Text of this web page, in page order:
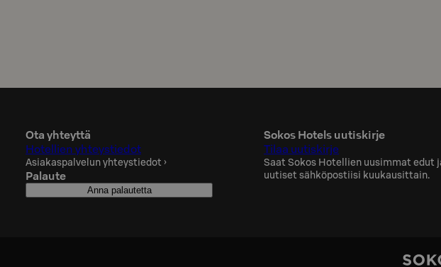
Ota yhteyttä
Hotellien yhteystiedot
Asiakaspalvelun yhteystiedot ›
Palaute
Anna palautetta
Sokos Hotels uutiskirje
Tilaa uutiskirje
Saat Sokos Hotellien uusimmat edut
uutiset sähköpostiisi kuukausittain.